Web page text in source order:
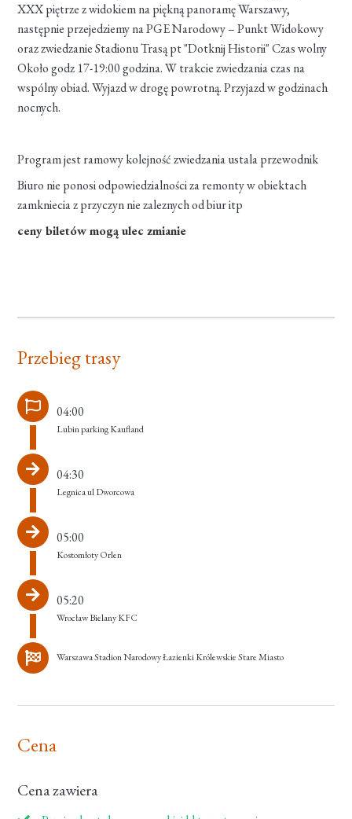
XXX piętrze z widokiem na piękną panoramę Warszawy,
następnie przejedziemy na PGE Narodowy – Punkt Widokowy
oraz zwiedzanie Stadionu Trasą pt "Dotknij Historii" Czas wolny
Około godz 17-19:00 godzina. W trakcie zwiedzania czas na
wspólny obiad. Wyjazd w drogę powrotną. Przyjazd w godzinach
nocnych.
Program jest ramowy kolejność zwiedzania ustala przewodnik
Biuro nie ponosi odpowiedzialności za remonty w obiektach
zamkniecia z przyczyn nie zaleznych od biur itp
ceny biletów mogą ulec zmianie
Przebieg trasy
04:00
Lubin parking Kaufland
04:30
Legnica ul Dworcowa
05:00
Kostomłoty Orlen
05:20
Wrocław Bielany KFC
Warszawa Stadion Narodowy Łazienki Królewskie Stare Miasto
Cena
Cena zawiera